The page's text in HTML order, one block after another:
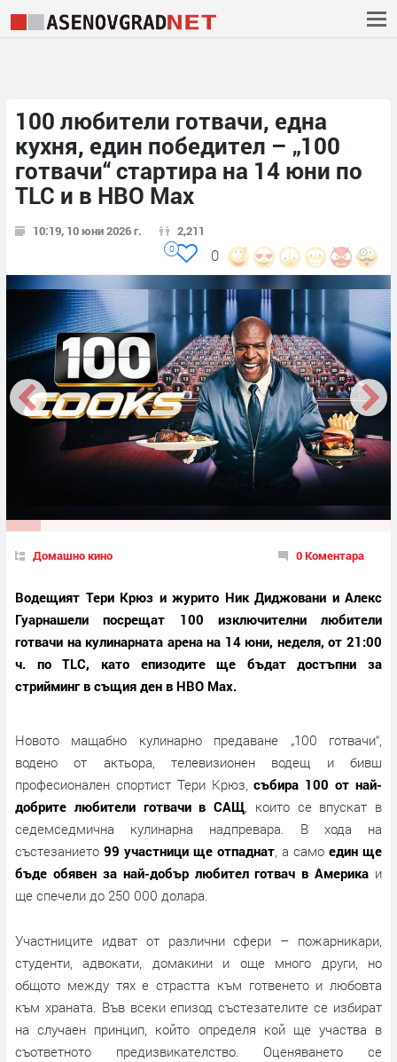
100 любители готвачи, една
кухня, един победител – „100
готвачи“ стартира на 14 юни по
TLC и в HBO Max
10:19, 10 юни 2026 г. 2,211
0
0
Домашно кино 0 Коментара
Водещият Тери Крюз и журито Ник Диджовани и Алекс
Гуарнашели посрещат 100 изключителни любители
готвачи на кулинарната арена на 14 юни, неделя, от 21:00
ч. по TLC, като епизодите ще бъдат достъпни за
стрийминг в същия ден в HBO Max.
Новото мащабно кулинарно предаване „100 готвачи“,
водено от актьора, телевизионен водещ и бивш
професионален спортист Тери Крюз, събира 100 от най-
добрите любители готвачи в САЩ , които се впускат в
седемседмична кулинарна надпревара. В хода на
състезанието 99 участници ще отпаднат , а само един ще
бъде обявен за най-добър любител готвач в Америка и
ще спечели до 250 000 долара.
Участниците идват от различни сфери – пожарникари,
студенти, адвокати, домакини и още много други, но
общото между тях е страстта към готвенето и любовта
към храната. Във всеки епизод състезателите се избират
на случаен принцип, който определя кой ще участва в
съответното предизвикателство. Оценяването се